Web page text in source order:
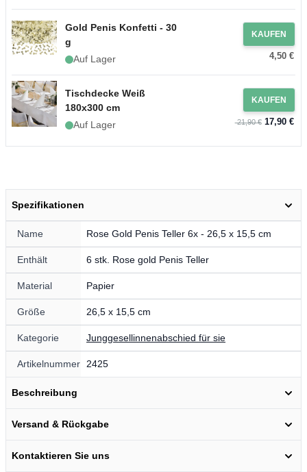
Gold Penis Konfetti - 30
g
Auf Lager
KAUFEN
4,50 €
Tischdecke Weiß
180x300 cm
Auf Lager
KAUFEN
21,90 €17,90 €
Spezifikationen
Name Rose Gold Penis Teller 6x - 26,5 x 15,5 cm
Enthält 6 stk. Rose gold Penis Teller
Material Papier
Größe 26,5 x 15,5 cm
Kategorie Junggesellinnenabschied für sie
Artikelnummer 2425
Beschreibung
Versand & Rückgabe
Kontaktieren Sie uns